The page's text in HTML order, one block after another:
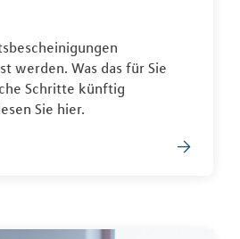
werden. Was das für Sie
Schritte künftig
Sie hier.